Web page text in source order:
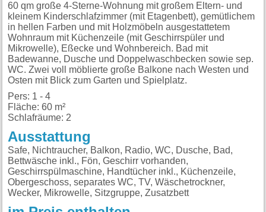
60 qm große 4-Sterne-Wohnung mit großem Eltern- und
kleinem Kinderschlafzimmer (mit Etagenbett), gemütlichem
in hellen Farben und mit Holzmöbeln ausgestattetem
Wohnraum mit Küchenzeile (mit Geschirrspüler und
Mikrowelle), Eßecke und Wohnbereich. Bad mit
Badewanne, Dusche und Doppelwaschbecken sowie sep.
WC. Zwei voll möblierte große Balkone nach Westen und
Osten mit Blick zum Garten und Spielplatz.
Pers: 1 - 4
Fläche: 60 m²
Schlafräume: 2
Ausstattung
Safe, Nichtraucher, Balkon, Radio, WC, Dusche, Bad,
Bettwäsche inkl., Fön, Geschirr vorhanden,
Geschirrspülmaschine, Handtücher inkl., Küchenzeile,
Obergeschoss, separates WC, TV, Wäschetrockner,
Wecker, Mikrowelle, Sitzgruppe, Zusatzbett